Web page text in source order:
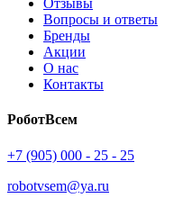
Отзывы
Вопросы и ответы
Бренды
Акции
О нас
Контакты
РоботВсем
+7 (905) 000 - 25 - 25
robotvsem@ya.ru